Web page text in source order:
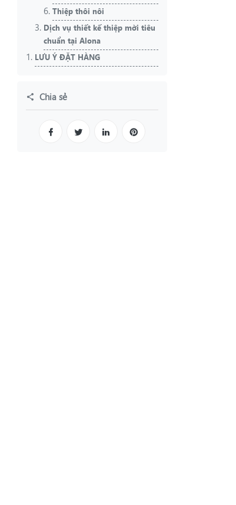
Thiệp thôi nôi
Dịch vụ thiết kế thiệp mời tiêu
chuẩn tại Alona
LƯU Ý ĐẶT HÀNG
Chia sẻ